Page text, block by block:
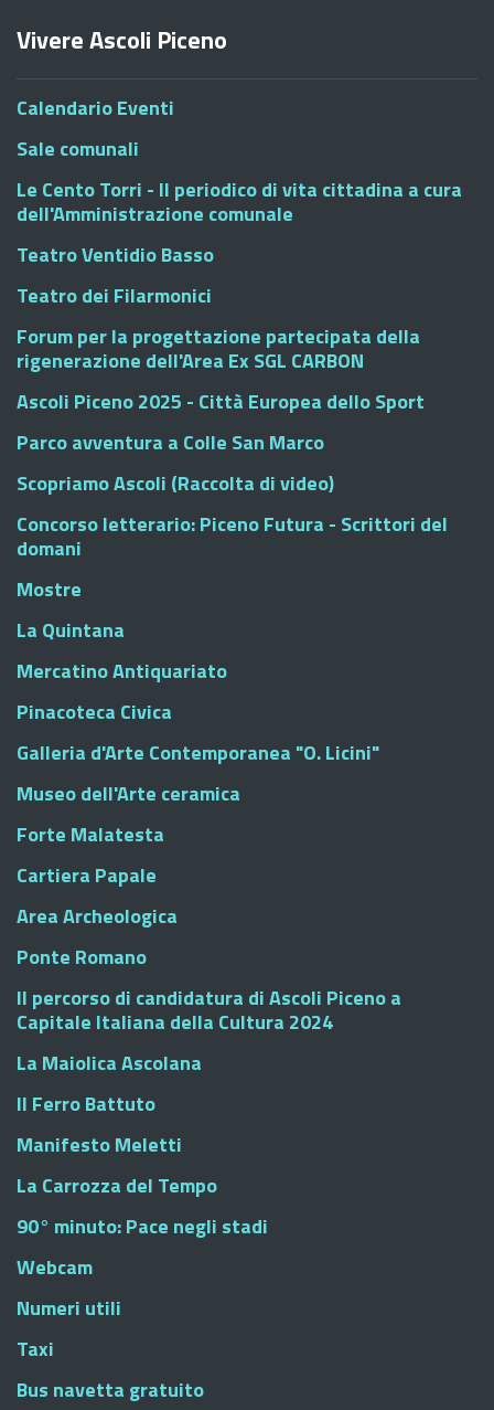
Vivere Ascoli Piceno
Calendario Eventi
Sale comunali
Le Cento Torri - Il periodico di vita cittadina a cura
dell'Amministrazione comunale
Teatro Ventidio Basso
Teatro dei Filarmonici
Forum per la progettazione partecipata della
rigenerazione dell'Area Ex SGL CARBON
Ascoli Piceno 2025 - Città Europea dello Sport
Parco avventura a Colle San Marco
Scopriamo Ascoli (Raccolta di video)
Concorso letterario: Piceno Futura - Scrittori del
domani
Mostre
La Quintana
Mercatino Antiquariato
Pinacoteca Civica
Galleria d'Arte Contemporanea "O. Licini"
Museo dell'Arte ceramica
Forte Malatesta
Cartiera Papale
Area Archeologica
Ponte Romano
Il percorso di candidatura di Ascoli Piceno a
Capitale Italiana della Cultura 2024
La Maiolica Ascolana
Il Ferro Battuto
Manifesto Meletti
La Carrozza del Tempo
90° minuto: Pace negli stadi
Webcam
Numeri utili
Taxi
Bus navetta gratuito